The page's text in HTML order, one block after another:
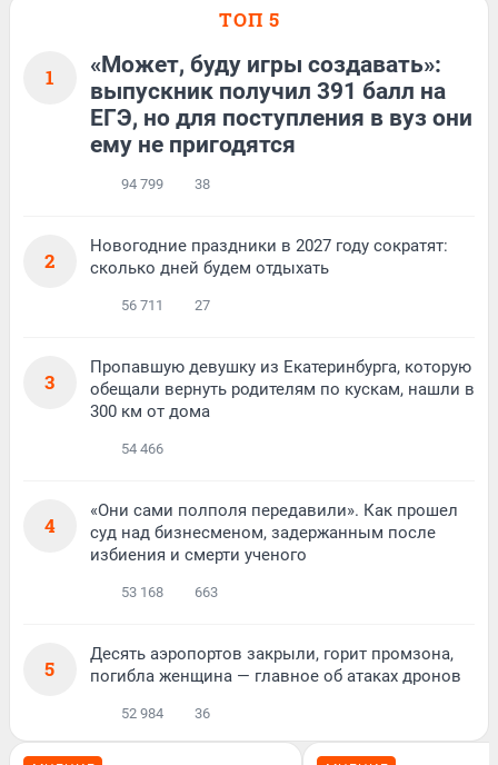
ТОП 5
1
«Может, буду игры создавать»:
выпускник получил 391 балл на
ЕГЭ, но для поступления в вуз они
ему не пригодятся
94 799 38
2
Новогодние праздники в 2027 году сократят:
сколько дней будем отдыхать
56 711 27
3
Пропавшую девушку из Екатеринбурга, которую
обещали вернуть родителям по кускам, нашли в
300 км от дома
54 466
4
«Они сами полполя передавили». Как прошел
суд над бизнесменом, задержанным после
избиения и смерти ученого
53 168 663
5
Десять аэропортов закрыли, горит промзона,
погибла женщина — главное об атаках дронов
52 984 36